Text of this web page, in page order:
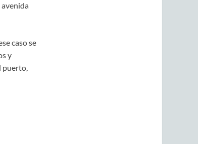
caso se
y
puerto,